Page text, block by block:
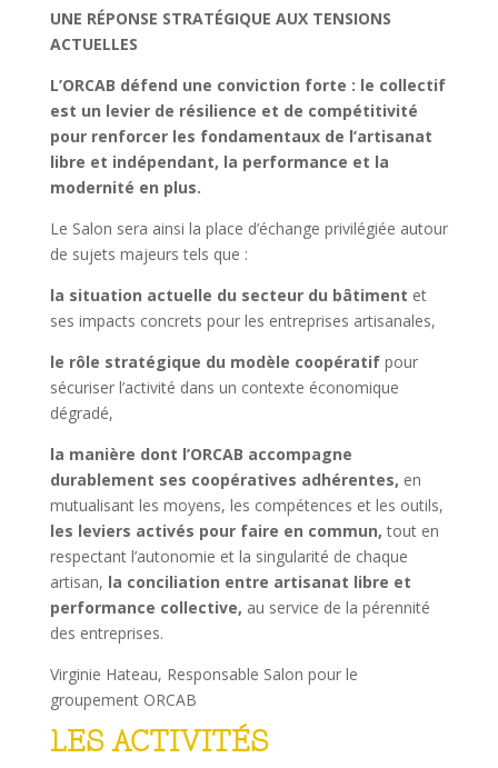
UNE RÉPONSE STRATÉGIQUE AUX TENSIONS
ACTUELLES
L’ORCAB défend une conviction forte : le collectif
est un levier de résilience et de compétitivité
pour renforcer les fondamentaux de l’artisanat
libre et indépendant, la performance et la
modernité en plus.
Le Salon sera ainsi la place d’échange privilégiée autour
de sujets majeurs tels que :
la situation actuelle du secteur du bâtiment et
ses impacts concrets pour les entreprises artisanales,
le rôle stratégique du modèle coopératif pour
sécuriser l’activité dans un contexte économique
dégradé,
la manière dont l’ORCAB accompagne
durablement ses coopératives adhérentes, en
mutualisant les moyens, les compétences et les outils,
les leviers activés pour faire en commun, tout en
respectant l’autonomie et la singularité de chaque
artisan, la conciliation entre artisanat libre et
performance collective, au service de la pérennité
des entreprises.
Virginie Hateau, Responsable Salon pour le
groupement ORCAB
LES ACTIVITÉS